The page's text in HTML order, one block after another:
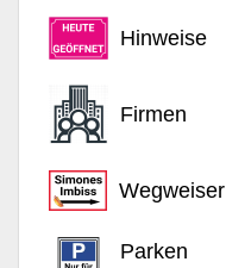
Hinweise
Firmen
Wegweiser
Parken